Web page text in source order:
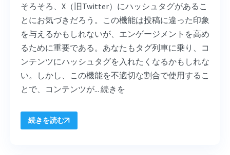
そろそろ、X（旧Twitter）にハッシュタグがあるこ
とにお気づきだろう。この機能は投稿に違った印象
を与えるかもしれないが、エンゲージメントを高め
るために重要である。あなたもタグ列車に乗り、コ
ンテンツにハッシュタグを入れたくなるかもしれな
い。しかし、この機能を不適切な割合で使用するこ
とで、コンテンツが... 続きを
続きを読む